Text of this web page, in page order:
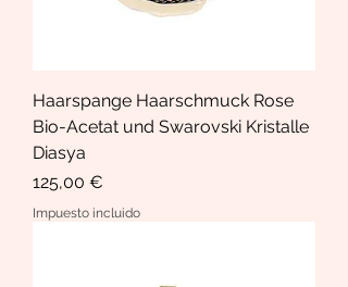
Haarspange Haarschmuck Rose
Bio-Acetat und Swarovski Kristalle
Diasya
Precio
125,00 €
Impuesto incluido